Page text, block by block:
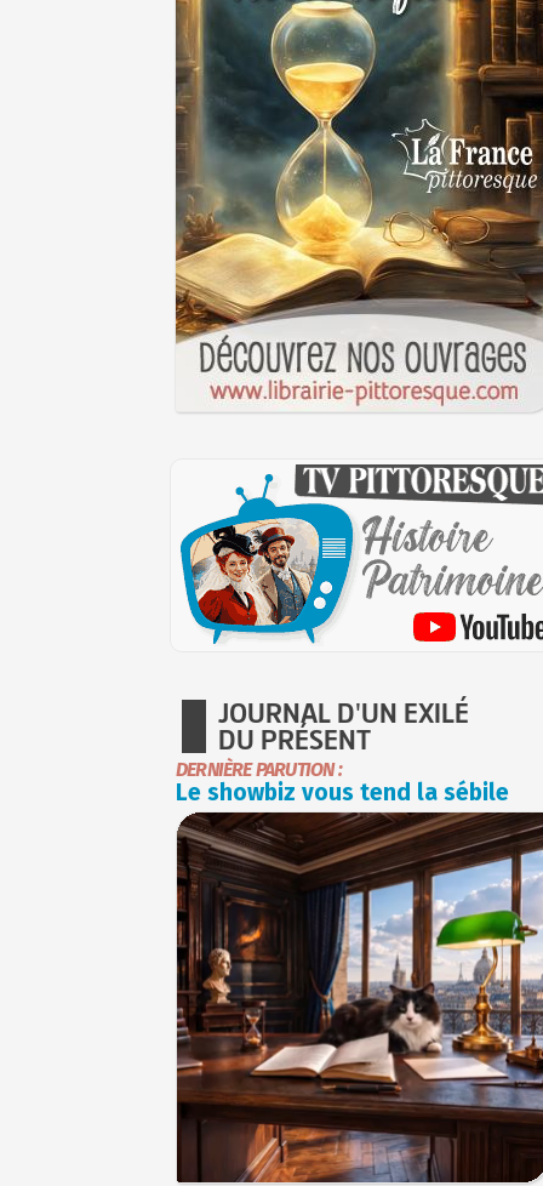
JOURNAL D'UN EXILÉ
DU PRÉSENT
DERNIÈRE PARUTION :
Le showbiz vous tend la sébile